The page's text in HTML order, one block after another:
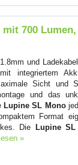
700
und
integriertem
Sicht und
und das
Lupine SL Mono
Format
Die
Lupine
»